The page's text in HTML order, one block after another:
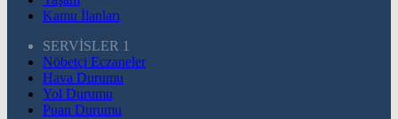
Kamu İlanları
SERVİSLER 1
Nöbetçi Eczaneler
Hava Durumu
Yol Durumu
Puan Durumu